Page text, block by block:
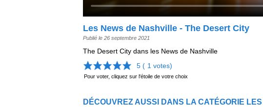
Les News de Nashville - The Desert City
Publié le 26 septembre 2021
The Desert City dans les News de Nashville
5 ( 1 votes)
Pour voter, cliquez sur l'étoile de votre choix
DÉCOUVREZ AUSSI DANS LA CATÉGORIE